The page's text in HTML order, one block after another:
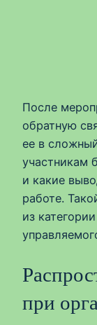
После
обратную
ее в
участникам
и какие
работе.
из
при